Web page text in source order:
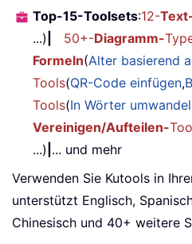
Top-15-Toolsets:12-
...)
50+-Diagramm-
Formeln(Alter basierend
Tools(QR-Code einfügen,
Tools(In Wörter
Vereinigen/Aufteilen-
...) ... und mehr
Verwenden Sie Kutools in
unterstützt Englisch,
Chinesisch und 40+ weitere